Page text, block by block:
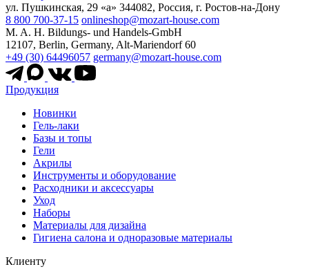
ул. Пушкинская, 29 «а» 344082, Россия, г. Ростов-на-Дону
8 800 700-37-15 onlineshop@mozart-house.com
M. A. H. Bildungs- und Handels-GmbH
12107, Berlin, Germany, Alt-Mariendorf 60
+49 (30) 64496057 germany@mozart-house.com
Продукция
Новинки
Гель-лаки
Базы и топы
Гели
Акрилы
Инструменты и оборудование
Расходники и аксессуары
Уход
Наборы
Материалы для дизайна
Гигиена салона и одноразовые материалы
Клиенту